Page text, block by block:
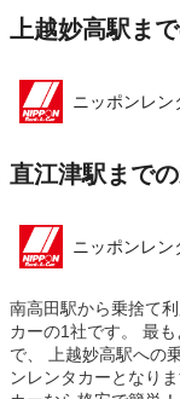
上越妙高駅ま
ニッポンレン
直江津駅まで
ニッポンレン
南高田駅から乗捨て
カーの1社です。 最
で、 上越妙高駅への
ンレンタカーとなり